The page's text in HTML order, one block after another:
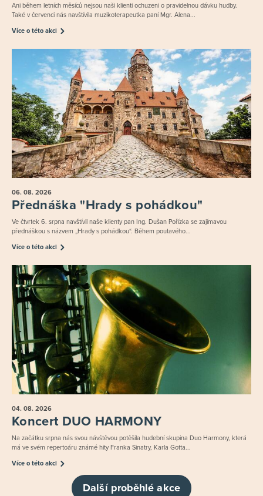
Ani během letních měsíců nejsou naši klienti ochuzeni o pravidelnou dávku hudby.
Také v červenci nás navštívila muzikoterapeutka paní Mgr. Alena...
Více o této akci
06. 08. 2026
Přednáška "Hrady s pohádkou"
Ve čtvrtek 6. srpna navštívil naše klienty pan Ing. Dušan Pořízka se zajímavou
přednáškou s názvem „Hrady s pohádkou“. Během poutavého...
Více o této akci
04. 08. 2026
Koncert DUO HARMONY
Na začátku srpna nás svou návštěvou potěšila hudební skupina Duo Harmony, která
má ve svém repertoáru známé hity Franka Sinatry, Karla Gotta...
Více o této akci
Další proběhlé akce